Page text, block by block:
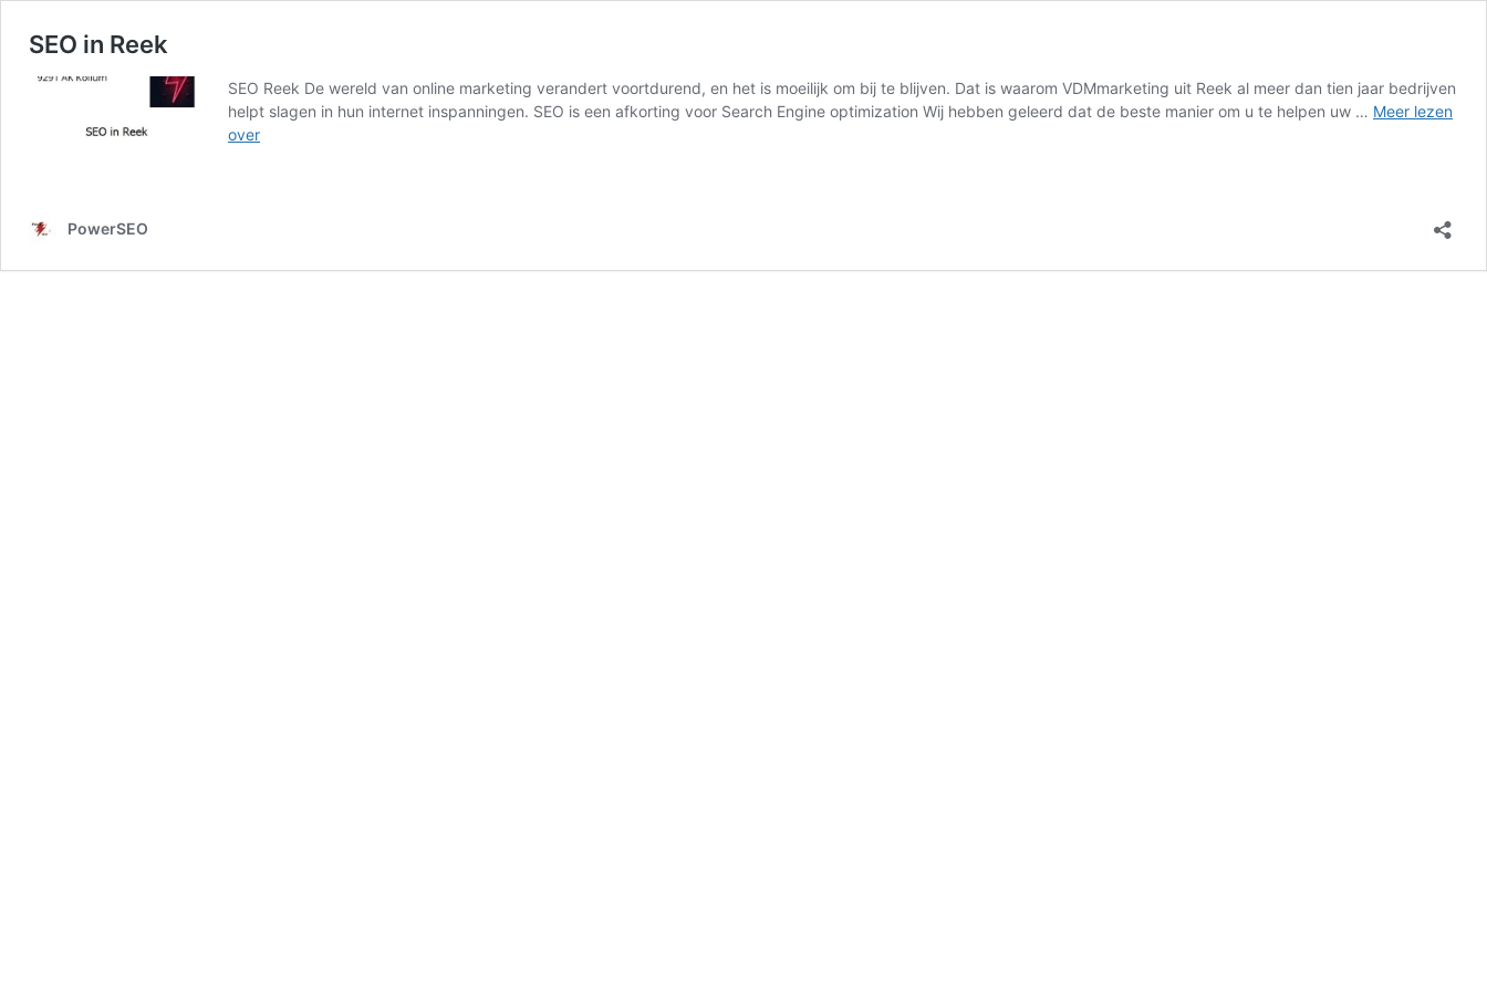
SEO in Reek
SEO Reek De wereld van online marketing verandert voortdurend, en het is moeilijk om bij te blijven. Dat is waarom VDMmarketing uit Reek al meer dan tien jaar bedrijven
helpt slagen in hun internet inspanningen. SEO is een afkorting voor Search Engine optimization Wij hebben geleerd dat de beste manier om u te helpen uw … Meer lezen
overSEO
PowerSEO